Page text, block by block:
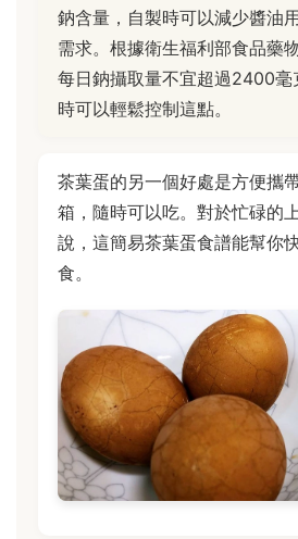
鈉含量，自製時可以減少醬油
需求。根據衛生福利部食品藥
每日鈉攝取量不宜超過2400毫
時可以輕鬆控制這點。
茶葉蛋的另一個好處是方便攜
箱，隨時可以吃。對於忙碌的
說，這簡易茶葉蛋食譜能幫你
食。